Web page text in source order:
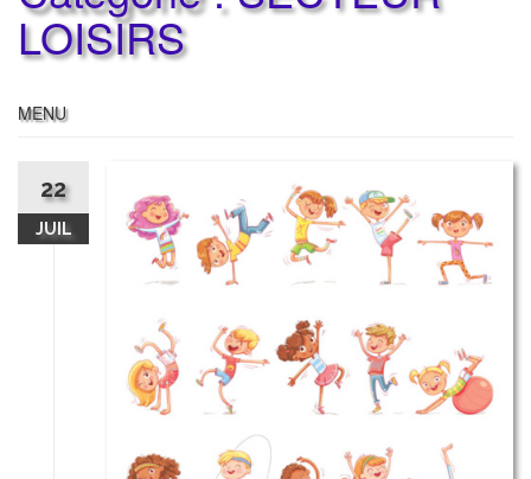
LOISIRS
MENU
22
JUIL